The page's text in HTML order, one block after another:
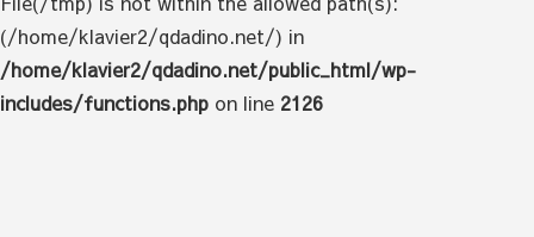
(/home/klavier2/qdadino.net/) in
/home/klavier2/qdadino.net/public_html/wp-
includes/functions.php on line 2126